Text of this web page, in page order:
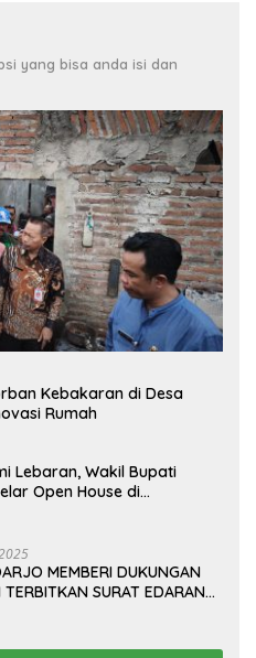
yang bisa anda isi dan
Kebakaran di Desa
Rumah
Lebaran, Wakil Bupati
Open House di
MEMBERI DUKUNGAN
TERBITKAN SURAT EDARAN